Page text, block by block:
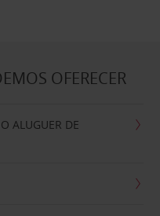
OFERECER
ALUGUER DE